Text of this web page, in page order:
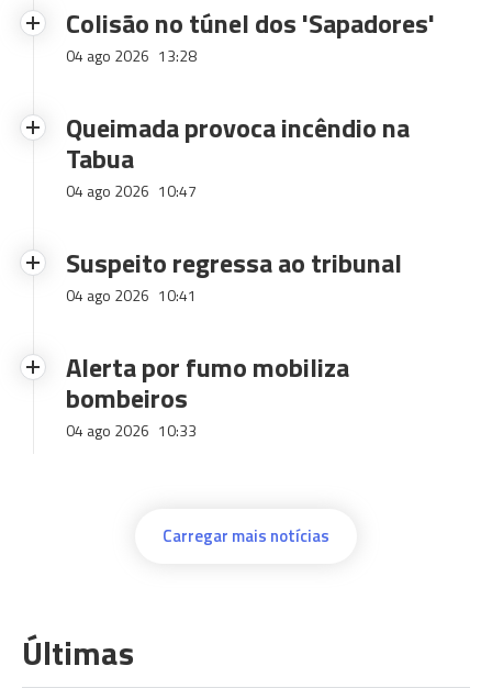
Colisão no túnel dos 'Sapadores'
04 ago 2026 13:28
Queimada provoca incêndio na
Tabua
04 ago 2026 10:47
Suspeito regressa ao tribunal
04 ago 2026 10:41
Alerta por fumo mobiliza
bombeiros
04 ago 2026 10:33
Carregar mais notícias
Últimas